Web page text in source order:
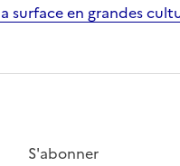
surface en grandes
S'abonner